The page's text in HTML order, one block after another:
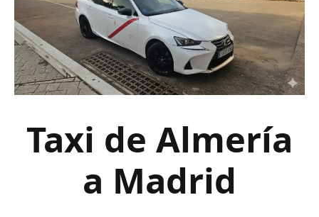
Taxi de Almería
a Madrid